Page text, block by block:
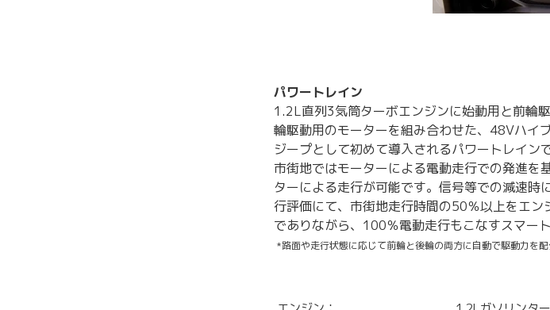
パワートレイン
1.2L直列3気筒ターボエンジンに始動用と前輪
輪駆動用のモーターを組み合わせた、48Vハイ
ジープとして初めて導入されるパワートレインで
市街地ではモーターによる電動走行での発進
ターによる走行が可能です。信号等での減速時
行評価にて、市街地走行時間の50％以上をエ
でありながら、100％電動走行もこなすスマー
*路面や走行状態に応じて前輪と後輪の両方に自動で駆動力を配